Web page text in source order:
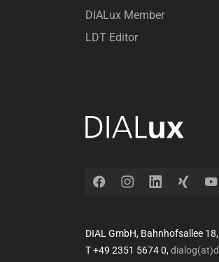
DIALux Member
LDT Editor
FacebookInstagramLinkedInXing
DIAL GmbH, Bahnhofsallee
T +49 2351 5674 0,